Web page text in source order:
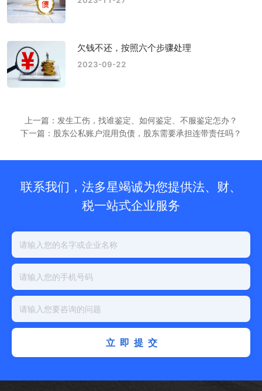
欠钱不还，按照六个步骤处理
2023-09-22
上一篇：发生工伤，找谁鉴定、如何鉴定、不服鉴定怎办？
下一篇：股东公私账户混用负债，股东需要承担连带责任吗？
联系我们，法多星竭诚为您提供法、财、
税一站式企业服务
立即提交